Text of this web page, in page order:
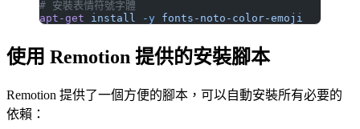
# 安裝表情符號字體
apt-get install -y fonts-noto-color-emoji
使用 Remotion 提供的安裝腳本
Remotion 提供了一個方便的腳本，可以自動安裝所有必要的
依賴：